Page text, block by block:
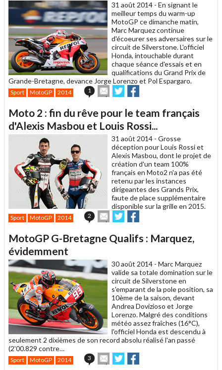
31 août 2014 - En signant le
meilleur temps du warm-up
MotoGP ce dimanche matin,
Marc Marquez continue
d'écoeurer ses adversaires sur le
circuit de Silverstone. L'officiel
Honda, intouchable durant
chaque séance d'essais et en
qualifications du Grand Prix de
Grande-Bretagne, devance Jorge Lorenzo et Pol Espargaro.
Sport MotoGP 2014 1
Envoyer
cet
à
un
ami
Partager
sur sur
Moto 2 : fin du rêve pour le team français
d'Alexis Masbou et Louis Rossi...
31 août 2014 - Grosse
déception pour Louis Rossi et
Alexis Masbou, dont le projet de
création d'un team 100%
français en Moto2 n'a pas été
retenu par les instances
dirigeantes des Grands Prix,
faute de place supplémentaire
disponible sur la grille en 2015.
Sport MotoGP 2014 2
Envoyer
cet
à
Partager
sur sur
MotoGP G-Bretagne Qualifs : Marquez,
évidemment
30 août 2014 - Marc Marquez
valide sa totale domination sur le
circuit de Silverstone en
s'emparant de la pole position, sa
10ème de la saison, devant
Andrea Dovizioso et Jorge
Lorenzo. Malgré des conditions
météo assez fraîches (16°C),
l'officiel Honda est descendu à
seulement 2 dixièmes de son record absolu réalisé l'an passé
(2'00.829 contre…
Sport MotoGP 2014 3
Envoyer
cet
Partager
sur sur